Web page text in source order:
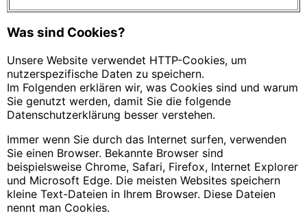
Was sind Cookies?
Unsere Website verwendet HTTP-Cookies, um
nutzerspezifische Daten zu speichern.
Im Folgenden erklären wir, was Cookies sind und warum
Sie genutzt werden, damit Sie die folgende
Datenschutzerklärung besser verstehen.
Immer wenn Sie durch das Internet surfen, verwenden
Sie einen Browser. Bekannte Browser sind
beispielsweise Chrome, Safari, Firefox, Internet Explorer
und Microsoft Edge. Die meisten Websites speichern
kleine Text-Dateien in Ihrem Browser. Diese Dateien
nennt man Cookies.